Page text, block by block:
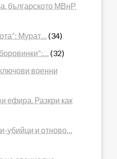
българското МВнР
Мурат…
(34)
(32)
военни
ефира. Разкри как
убийци и отново…